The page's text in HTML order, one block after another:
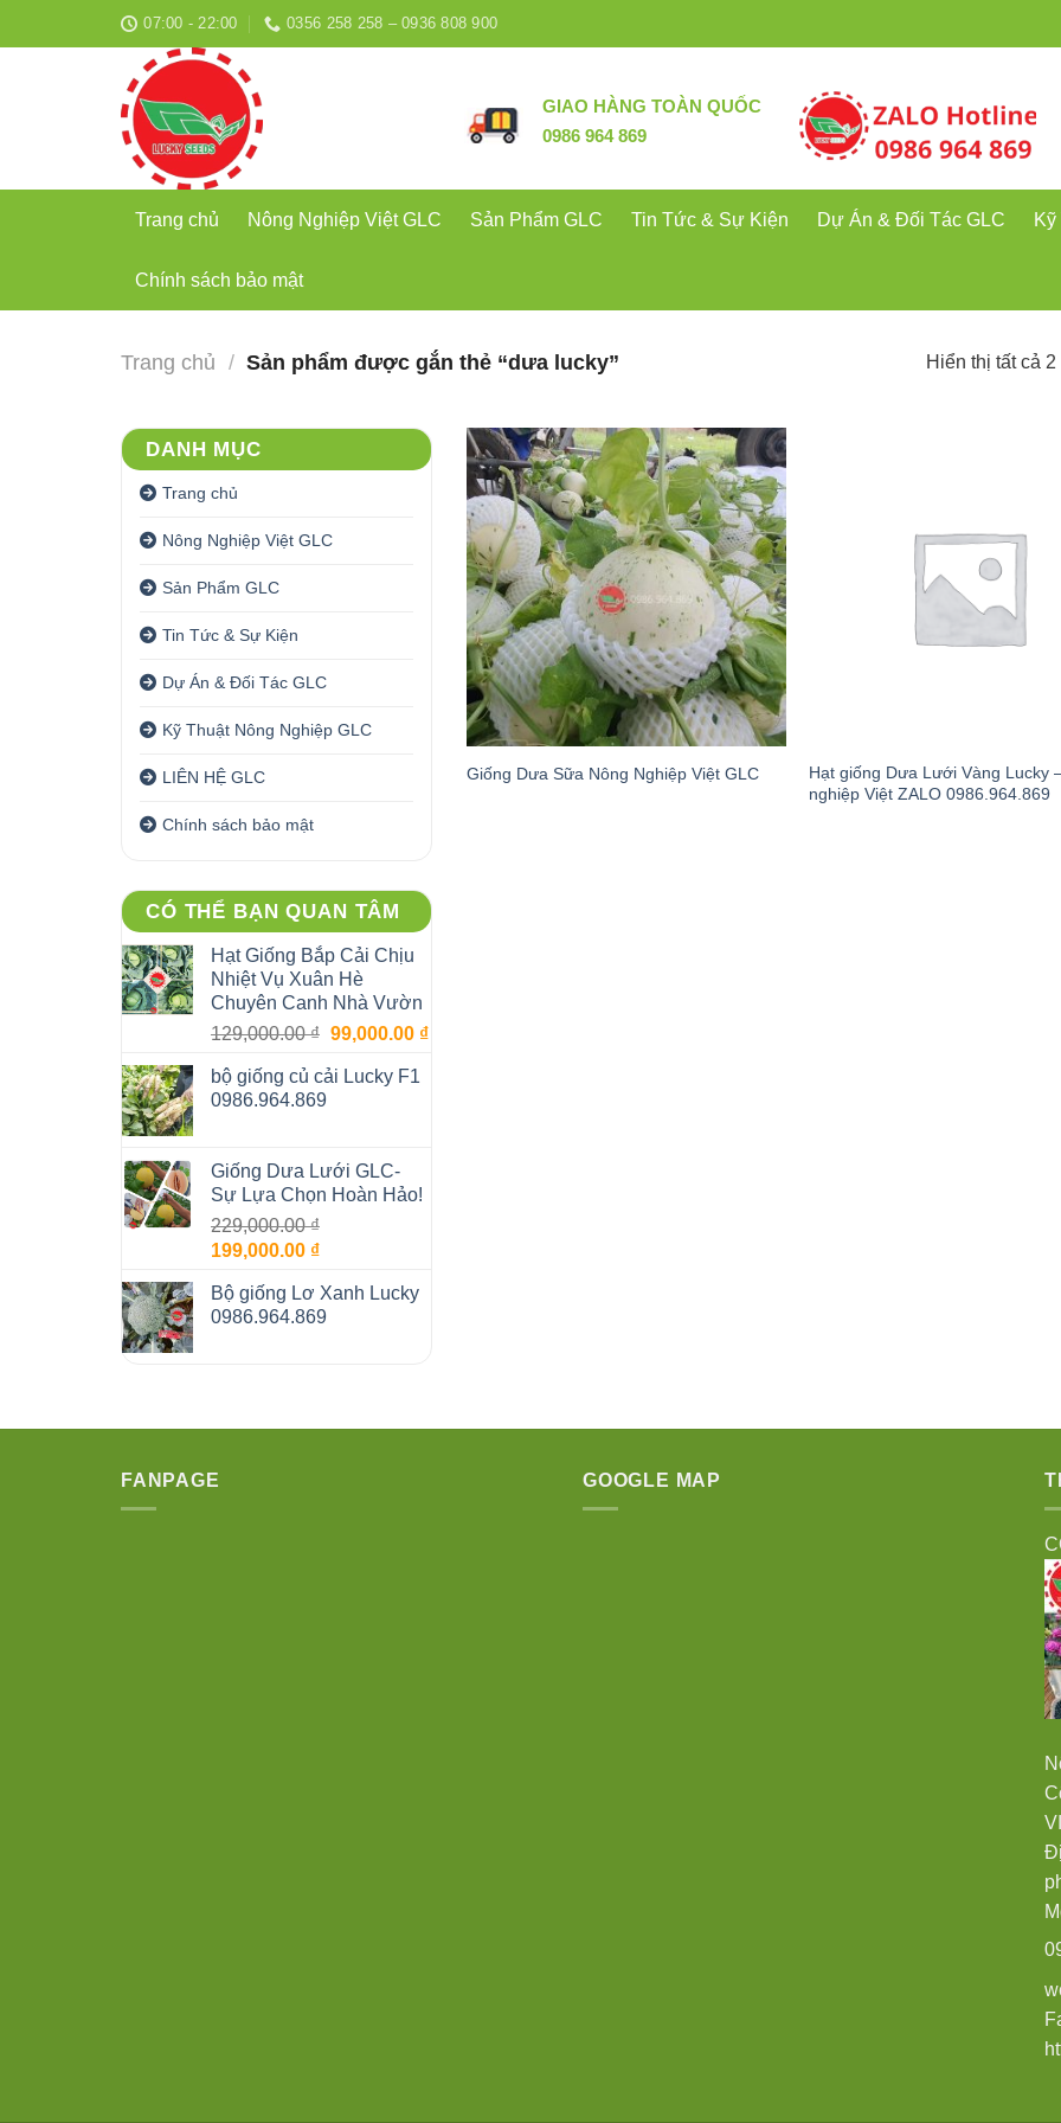
qua
07:00 - 22:00 0356 258 258 – 0936 808 900
GIAO HÀNG TOÀN QUỐC
0986 964 869
Trang chủ Nông Nghiệp Việt GLC Sản Phẩm GLC Tin Tức & Sự Kiện Dự Án & Đối Tác GLC
Chính sách bảo mật
Trang chủ / Sản phẩm được gắn thẻ “dưa lucky” Hiển thị tất cả 2
DANH MỤC
Trang chủ
Nông Nghiệp Việt GLC
Sản Phẩm GLC
Tin Tức & Sự Kiện
Dự Án & Đối Tác GLC
Kỹ Thuật Nông Nghiệp GLC
LIÊN HỆ GLC
Chính sách bảo mật
CÓ THỂ BẠN QUAN TÂM
Hạt Giống Bắp Cải Chịu
Nhiệt Vụ Xuân Hè
Chuyên Canh Nhà Vườn
129,000.00₫ Giá
là:
99,000.00 ₫Giá
bộ giống củ cải Lucky F1
0986.964.869
Giống Dưa Lưới GLC-
Sự Lựa Chọn Hoàn Hảo!
229,000.00₫
Giá
là:
229,000.00 ₫.
199,000.00 ₫Giá
tại
là:
Bộ giống Lơ Xanh Lucky
0986.964.869
Giống Dưa Sữa Nông Nghiệp Việt GLC
Hạt giống Dưa Lưới Vàng Lucky
nghiệp Việt ZALO 0986.964.869
FANPAGE GOOGLE MAP